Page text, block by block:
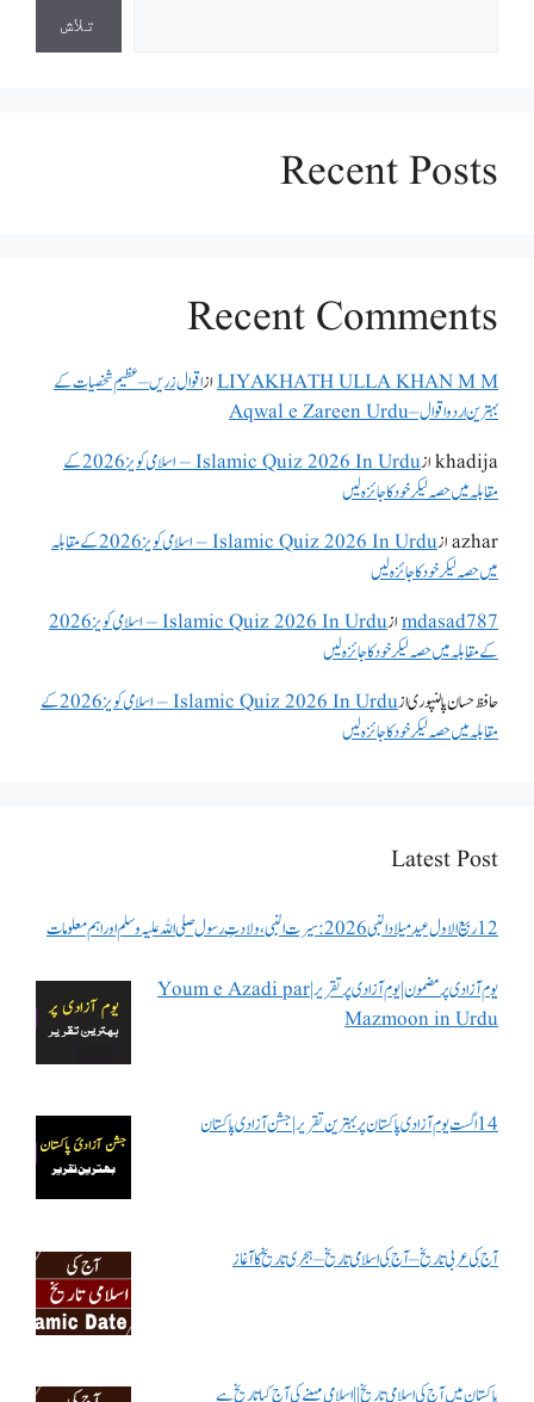
تلاش
Recent Posts
Recent Comments
LIYAKHATH ULLA KHAN M Mازاقوال زریں – عظیم شخصیات کے
بہترین اردو اقوال – Aqwal e Zareen Urdu
khadijaاز
Islamic Quiz 2026 In Urdu – اسلامی کویز 2026 کے
مقابلہ میں حصہ لیکر خود کا جائزہ لیں
azharاز
Islamic Quiz 2026 In Urdu – اسلامی کویز 2026 کے مقابلہ
میں حصہ لیکر خود کا جائزہ لیں
mdasad787از
Islamic Quiz 2026 In Urdu – اسلامی کویز 2026
کے مقابلہ میں حصہ لیکر خود کا جائزہ لیں
حافظ حسان پالنپوریاز
Islamic Quiz 2026 In Urdu – اسلامی کویز 2026 کے
مقابلہ میں حصہ لیکر خود کا جائزہ لیں
Latest Post
12 ربیع الاول عید میلاد النبی 2026: سیرت النبی، ولادتِ رسول صلی اللہ علیہ وسلم اور اہم معلومات
یوم آزادی پر مضمون | یوم آزادی پر تقریر | Youm e Azadi par
Mazmoon in Urdu
14 اگست یوم آزادی پاکستان پر بہترین تقریر | جشن آزادی پاکستان
آج کی عربی تاریخ – آج کی اسلامی تاریخ – ہجری تاریخ کا آغاز
پاکستان میں آج کی اسلامی تاریخ || اسلامی مہینے کی آج کیا تاریخ ہے